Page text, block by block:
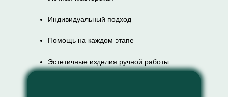
Индивидуальный подход
Помощь на каждом этапе
Эстетичные изделия ручной работы